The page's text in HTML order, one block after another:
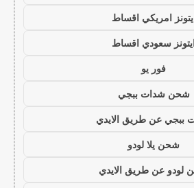
امريكي اقساط
ايتونز سعودي اقساط
فور يو
شحن شدات ببجي
ببجي عن طريق الايدي
شحن يلا لودو
لودو عن طريق الايدي